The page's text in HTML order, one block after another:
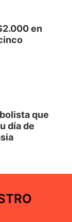
en
que
día de